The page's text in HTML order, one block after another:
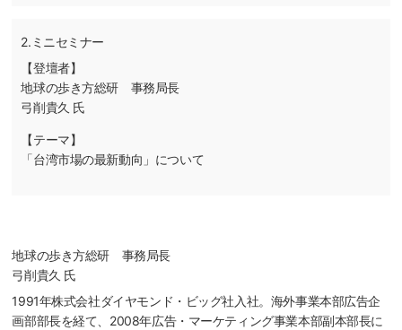
2.ミニセミナー
【登壇者】
地球の歩き方総研 事務局長
弓削貴久 氏
【テーマ】
「台湾市場の最新動向」について
地球の歩き方総研 事務局長
弓削貴久 氏
1991年株式会社ダイヤモンド・ビッグ社入社。海外事業本部広告企
画部部長を経て、2008年広告・マーケティング事業本部副本部長に